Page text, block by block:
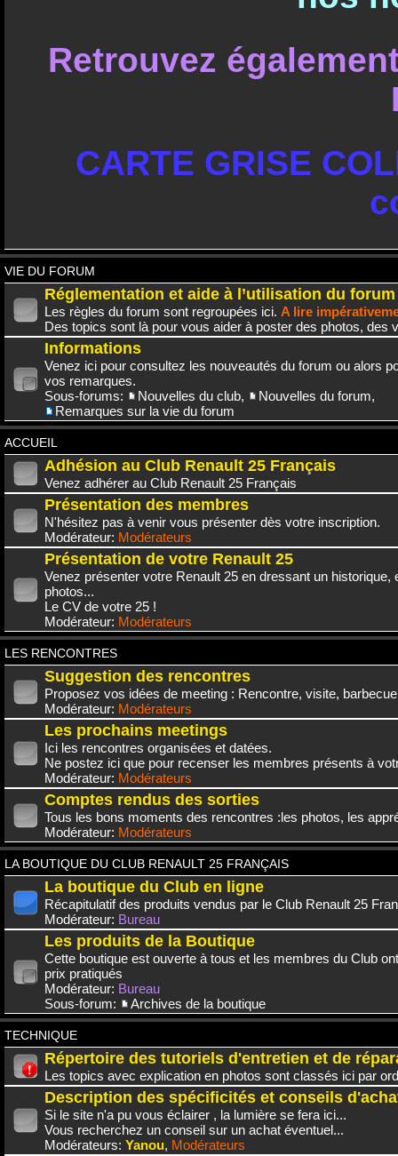
Retrouvez
CARTE GRISE
VIE DU FORUM
Réglementation et aide à l’utilisation du forum
Les règles du forum sont regroupées ici. A lire
Des topics sont là pour vous aider à poster des photos, des
Informations
Venez ici pour consultez les nouveautés du forum ou alors
vos remarques.
Sous-forums:
Nouvelles du club, Nouvelles du forum,
Remarques sur la vie du forum
ACCUEIL
Adhésion au Club Renault 25 Français
Venez adhérer au Club Renault 25 Français
Présentation des membres
N'hésitez pas à venir vous présenter dès votre inscription.
Modérateur: Modérateurs
Présentation de votre Renault 25
Venez présenter votre Renault 25 en dressant un historique,
photos...
Le CV de votre 25 !
Modérateur: Modérateurs
LES RENCONTRES
Suggestion des rencontres
Proposez vos idées de meeting : Rencontre, visite,
Modérateur: Modérateurs
Les prochains meetings
Ici les rencontres organisées et datées.
Ne postez ici que pour recenser les membres présents à
Modérateur: Modérateurs
Comptes rendus des sorties
Tous les bons moments des rencontres :les photos, les
Modérateur: Modérateurs
LA BOUTIQUE DU CLUB RENAULT 25 FRANÇAIS
La boutique du Club en ligne
Récapitulatif des produits vendus par le Club Renault 25
Modérateur: Bureau
Les produits de la Boutique
Cette boutique est ouverte à tous et les membres du Club
prix pratiqués
Modérateur: Bureau
Sous-forum:
Archives de la boutique
TECHNIQUE
Répertoire des tutoriels d'entretien et de
Les topics avec explication en photos sont classés ici par
Description des spécificités et conseils
Si le site n'a pu vous éclairer , la lumière se fera ici...
Vous recherchez un conseil sur un achat éventuel...
Modérateurs: Yanou, Modérateurs